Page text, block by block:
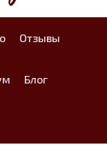
Отзывы
Блог